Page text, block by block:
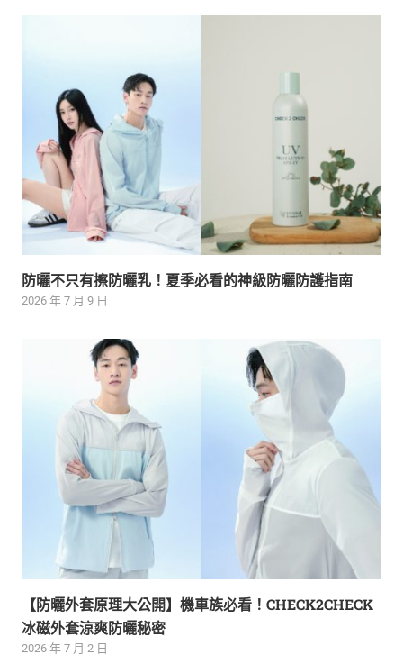
防曬不只有擦防曬乳！夏季必看的神級防曬防護指南
2026 年 7 月 9 日
【防曬外套原理大公開】機車族必看！CHECK2CHECK
冰磁外套涼爽防曬秘密
2026 年 7 月 2 日